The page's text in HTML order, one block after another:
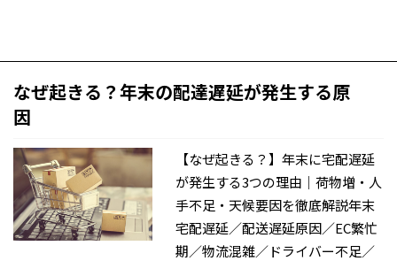
なぜ起きる？年末の配達遅延が発生する原
因
【なぜ起きる？】年末に宅配遅延
が発生する3つの理由｜荷物増・人
手不足・天候要因を徹底解説年末
宅配遅延／配送遅延原因／EC繁忙
期／物流混雑／ドライバー不足／